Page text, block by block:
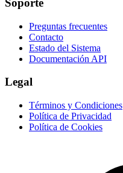
Soporte
Preguntas frecuentes
Contacto
Estado del Sistema
Documentación API
Legal
Términos y Condiciones
Política de Privacidad
Política de Cookies